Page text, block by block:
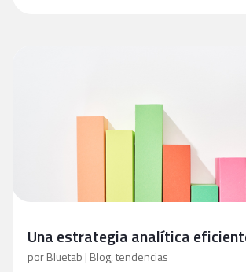
Una estrategia analítica
porBluetab | Blog,tendencias